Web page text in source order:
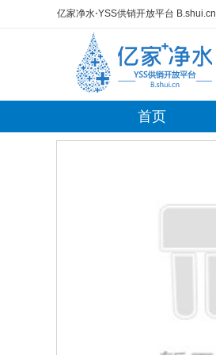
亿家净水⋅YSS供销开放平台 B.shui.cn
首页